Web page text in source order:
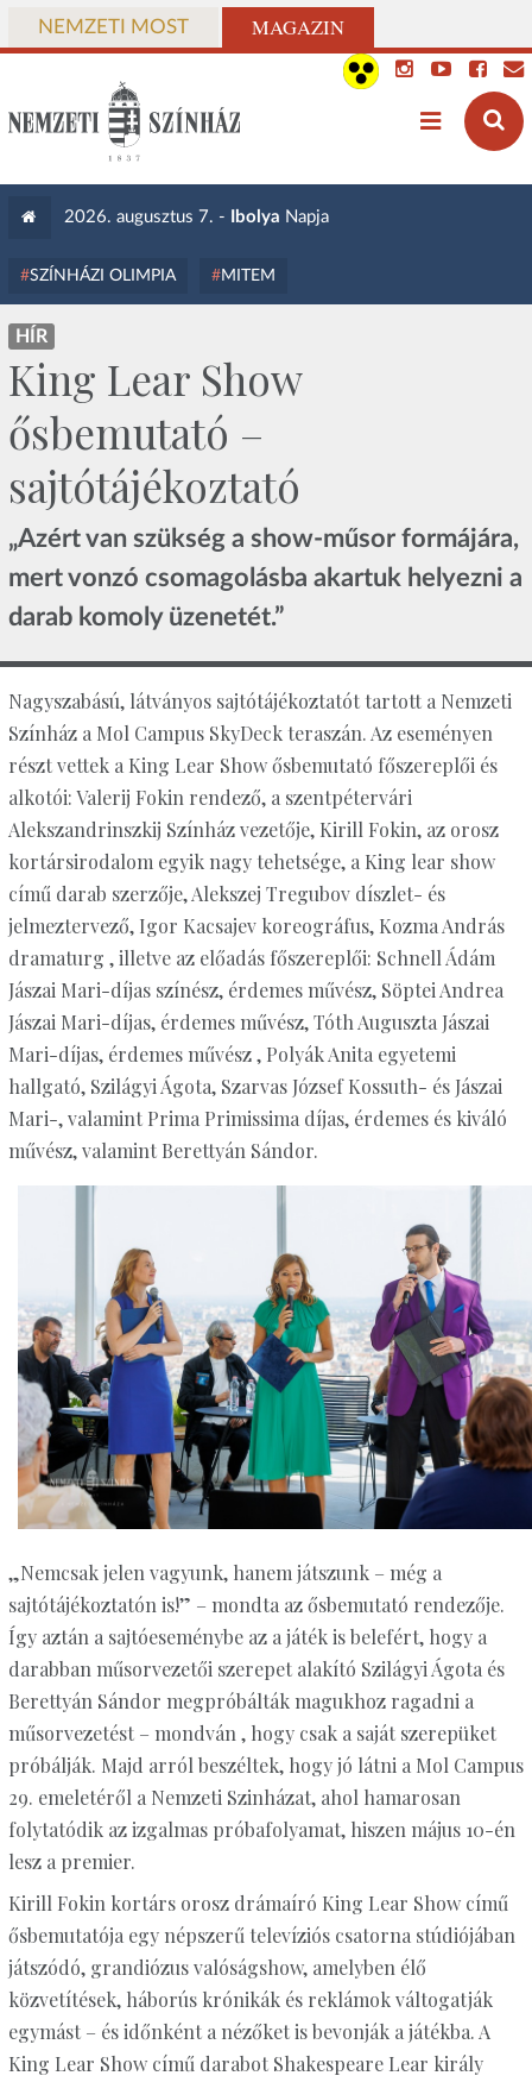
NEMZETI MOST MAGAZIN
2026. augusztus 7. - Ibolya Napja
SZÍNHÁZI OLIMPIA MITEM
HÍR
King Lear Show
ősbemutató –
sajtótájékoztató
„Azért van szükség a show-műsor formájára,
mert vonzó csomagolásba akartuk helyezni a
darab komoly üzenetét.”
Nagyszabású, látványos sajtótájékoztatót tartott a Nemzeti
Színház a Mol Campus SkyDeck teraszán. Az eseményen
részt vettek a King Lear Show ősbemutató főszereplői és
alkotói: Valerij Fokin rendező, a szentpétervári
Alekszandrinszkij Színház vezetője, Kirill Fokin, az orosz
kortársirodalom egyik nagy tehetsége, a King lear show
című darab szerzője, Alekszej Tregubov díszlet- és
jelmeztervező, Igor Kacsajev koreográfus, Kozma András
dramaturg , illetve az előadás főszereplői: Schnell Ádám
Jászai Mari-díjas színész, érdemes művész, Söptei Andrea
Jászai Mari-díjas, érdemes művész, Tóth Auguszta Jászai
Mari-díjas, érdemes művész , Polyák Anita egyetemi
hallgató, Szilágyi Ágota, Szarvas József Kossuth- és Jászai
Mari-, valamint Prima Primissima díjas, érdemes és kiváló
művész, valamint Berettyán Sándor.
„Nemcsak jelen vagyunk, hanem játszunk – még a
sajtótájékoztatón is!” – mondta az ősbemutató rendezője.
Így aztán a sajtóeseménybe az a játék is belefért, hogy a
darabban műsorvezetői szerepet alakító Szilágyi Ágota és
Berettyán Sándor megpróbálták magukhoz ragadni a
műsorvezetést – mondván , hogy csak a saját szerepüket
próbálják. Majd arról beszéltek, hogy jó látni a Mol Campus
29. emeletéről a Nemzeti Szinházat, ahol hamarosan
folytatódik az izgalmas próbafolyamat, hiszen május 10-én
lesz a premier.
Kirill Fokin kortárs orosz drámaíró King Lear Show című
ősbemutatója egy népszerű televíziós csatorna stúdiójában
játszódó, grandiózus valóságshow, amelyben élő
közvetítések, háborús krónikák és reklámok váltogatják
egymást – és időnként a nézőket is bevonják a játékba. A
King Lear Show című darabot Shakespeare Lear király